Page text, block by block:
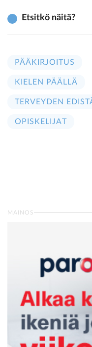
Etsitkö näitä?
PÄÄKIRJOITUS
KIELEN PÄÄLLÄ
TERVEYDEN
OPISKELIJAT
MAINOS